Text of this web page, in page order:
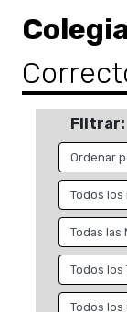
Filtrar: